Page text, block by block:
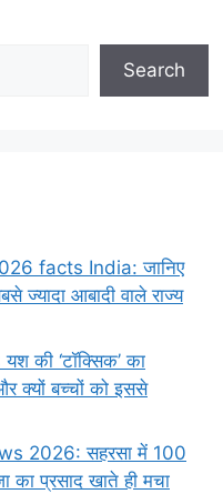
Search
facts India: जानिए
ज्यादा आबादी वाले राज्य
की ‘टॉक्सिक’ का
क्यों बच्चों को इससे
2026: सहरसा में 100
का प्रसाद खाते ही मचा